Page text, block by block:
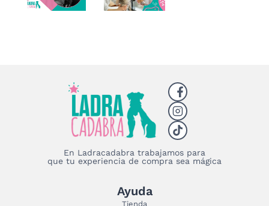
En Ladracadabra trabajamos para
que tu experiencia de compra sea mágica
Ayuda
Tienda